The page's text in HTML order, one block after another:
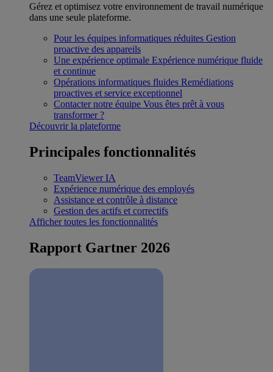
Gérez et optimisez votre environnement de travail numérique
dans une seule plateforme.
Pour les équipes informatiques réduites Gestion
proactive des appareils
Une expérience optimale Expérience numérique fluide
et continue
Opérations informatiques fluides Remédiations
proactives et service exceptionnel
Contacter notre équipe Vous êtes prêt à vous
transformer ?
Découvrir la plateforme
Principales fonctionnalités
TeamViewer IA
Expérience numérique des employés
Assistance et contrôle à distance
Gestion des actifs et correctifs
Afficher toutes les fonctionnalités
Rapport Gartner 2026